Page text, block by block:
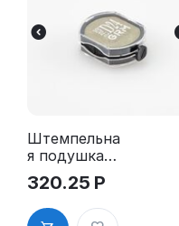
Штемпельна
я подушка
для GRM
R24 2Pads
320.25 Р